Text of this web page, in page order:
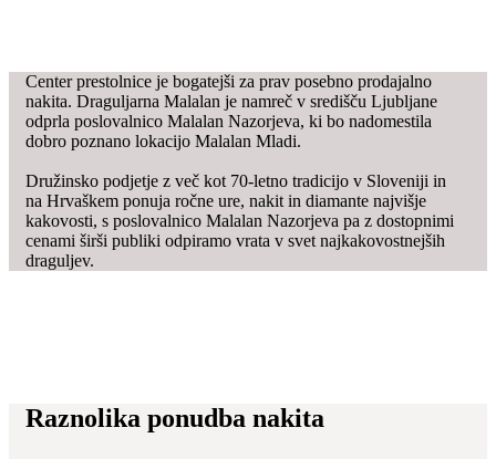
Center prestolnice je bogatejši za prav posebno prodajalno
nakita. Draguljarna Malalan je namreč v središču Ljubljane
odprla poslovalnico Malalan Nazorjeva, ki bo nadomestila
dobro poznano lokacijo Malalan Mladi.
Družinsko podjetje z več kot 70-letno tradicijo v Sloveniji in
na Hrvaškem ponuja ročne ure, nakit in diamante najvišje
kakovosti, s poslovalnico Malalan Nazorjeva pa z dostopnimi
cenami širši publiki odpiramo vrata v svet najkakovostnejših
draguljev.
Raznolika ponudba nakita